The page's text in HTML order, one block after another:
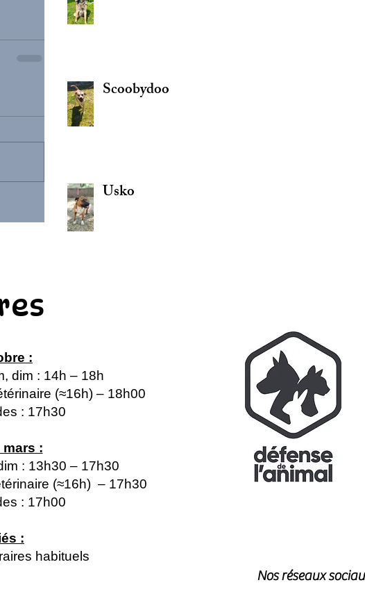
Scoobydoo
Usko
:
dim : 14h – 18h
(≈16h) – 18h00
: 17h30
mars :
: 13h30 – 17h30
(≈16h) – 17h30
: 17h00
:
habituels
Nos réseaux